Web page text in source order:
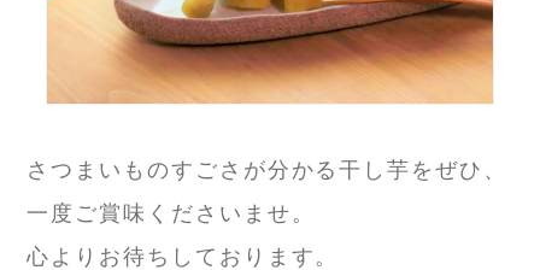
さつまいものすごさが分かる干し芋をぜひ、
一度ご賞味くださいませ。
心よりお待ちしております。